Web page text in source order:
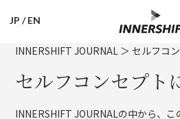
JP /EN
INNERSHIFT JOURNAL ＞ セルフコ
セルフコンセプト
INNERSHIFT JOURNALの中から、